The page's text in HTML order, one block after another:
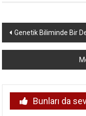
Yazı
dolaşımı
Genetik Biliminde Bir
Bunları da